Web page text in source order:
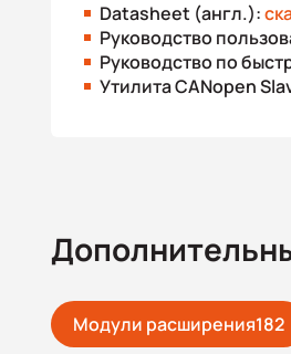
Datasheet (англ.):
Руководство
Руководство по
Утилита CANopen
Модули расширения182